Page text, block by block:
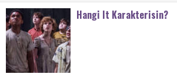
Hangi It Karakterisin?